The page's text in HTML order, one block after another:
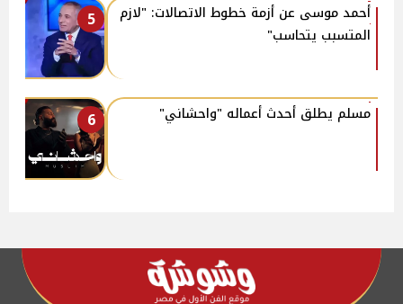
5
أحمد موسى عن أزمة خطوط الاتصالات: "لازم
المتسبب يتحاسب"
6 مسلم يطلق أحدث أعماله "واحشاني"